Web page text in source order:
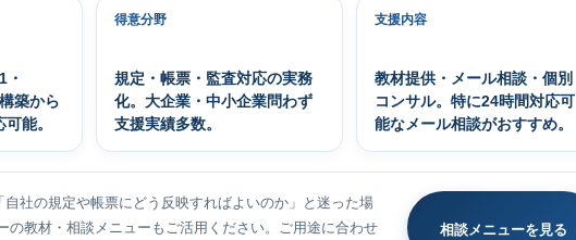
・
築から
能。
得意分野
規定・帳票・監査対応の実務
化。大企業・中小企業問わず
支援実績多数。
支援内容
教材提供・メール相談・個別
コンサル。特に24時間対応可
能なメール相談がおすすめ。
自社の規定や帳票にどう反映すればよいのか」と迷った場
の教材・相談メニューもご活用ください。ご用途に合わせ
相談メニューを見る